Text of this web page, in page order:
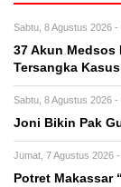
Sabtu, 8 Agustus 2026 -
37 Akun Medsos
Tersangka
Sabtu, 8 Agustus 2026 -
Joni Bikin Pak
Jumat, 7 Agustus 2026
Potret Makassar